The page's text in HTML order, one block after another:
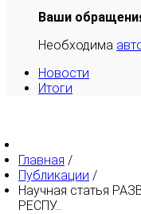
Ваши
Необходима
Новости
Итоги
Главная /
Публикации /
Научная статья
РЕСПУ...